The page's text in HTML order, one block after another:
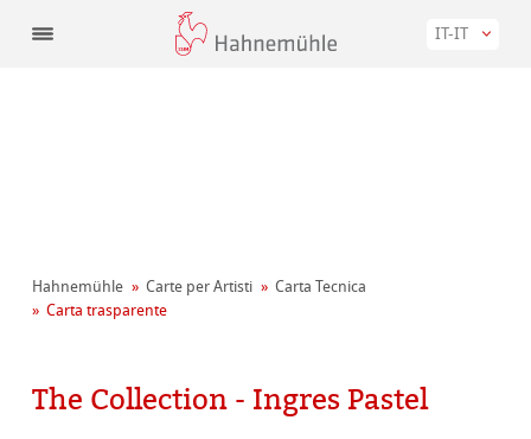
IT-IT
Hahnemühle Carte per Artisti
Carta Tecnica
Carta trasparente
The Collection - Ingres Pastel